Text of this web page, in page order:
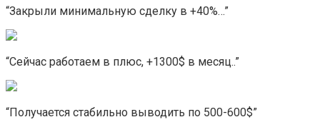
“Закрыли минимальную сделку в +40%…”
“Сейчас работаем в плюс, +1300$ в месяц..”
“Получается стабильно выводить по 500-600$”